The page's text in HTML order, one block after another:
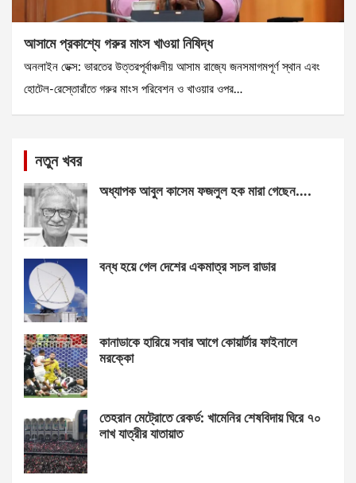
আসামে প্রকাশ্যে গরুর মাংস খাওয়া নিষিদ্ধ
অনলাইন ডেক্স: ভারতের উত্তরপূর্বাঞ্চলীয় আসাম রাজ্যে জনসমাগমপূর্ণ স্থান এবং
হোটেল-রেস্তোরাঁতে গরুর মাংস পরিবেশন ও খাওয়ার ওপর…
নতুন খবর
অধ্যাপক আবুল কাসেম ফজলুল হক মারা গেছেন….
বন্ধ হয়ে গেল দেশের একমাত্র সচল রাডার
কানাডাকে হারিয়ে সবার আগে কোয়ার্টার ফাইনালে
মরক্কো
তেহরান মেট্রোতে রেকর্ড: খামেনির শেষবিদায় ঘিরে ৭০
লাখ যাত্রীর যাতায়াত